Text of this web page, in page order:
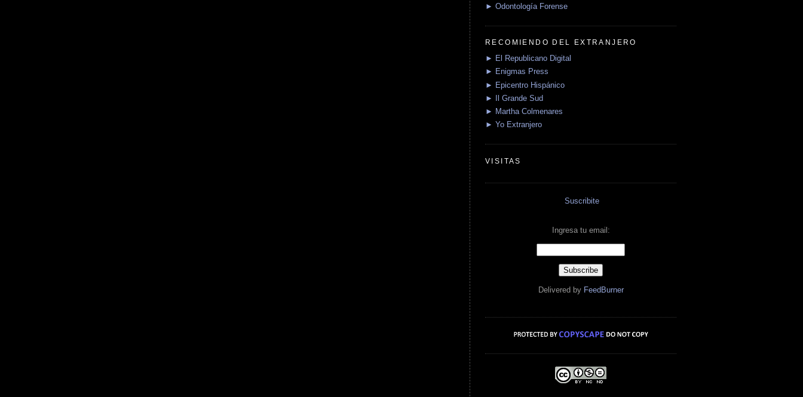
► Odontología Forense
RECOMIENDO DEL EXTRANJERO
► El Republicano Digital
► Enigmas Press
► Epicentro Hispánico
► Il Grande Sud
► Martha Colmenares
► Yo Extranjero
VISITAS
Suscribite
Ingresa tu email:
Delivered by FeedBurner